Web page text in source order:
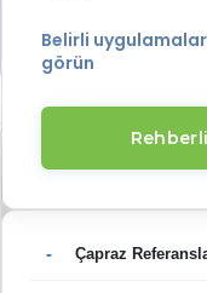
Belirli
görün
- Çapraz